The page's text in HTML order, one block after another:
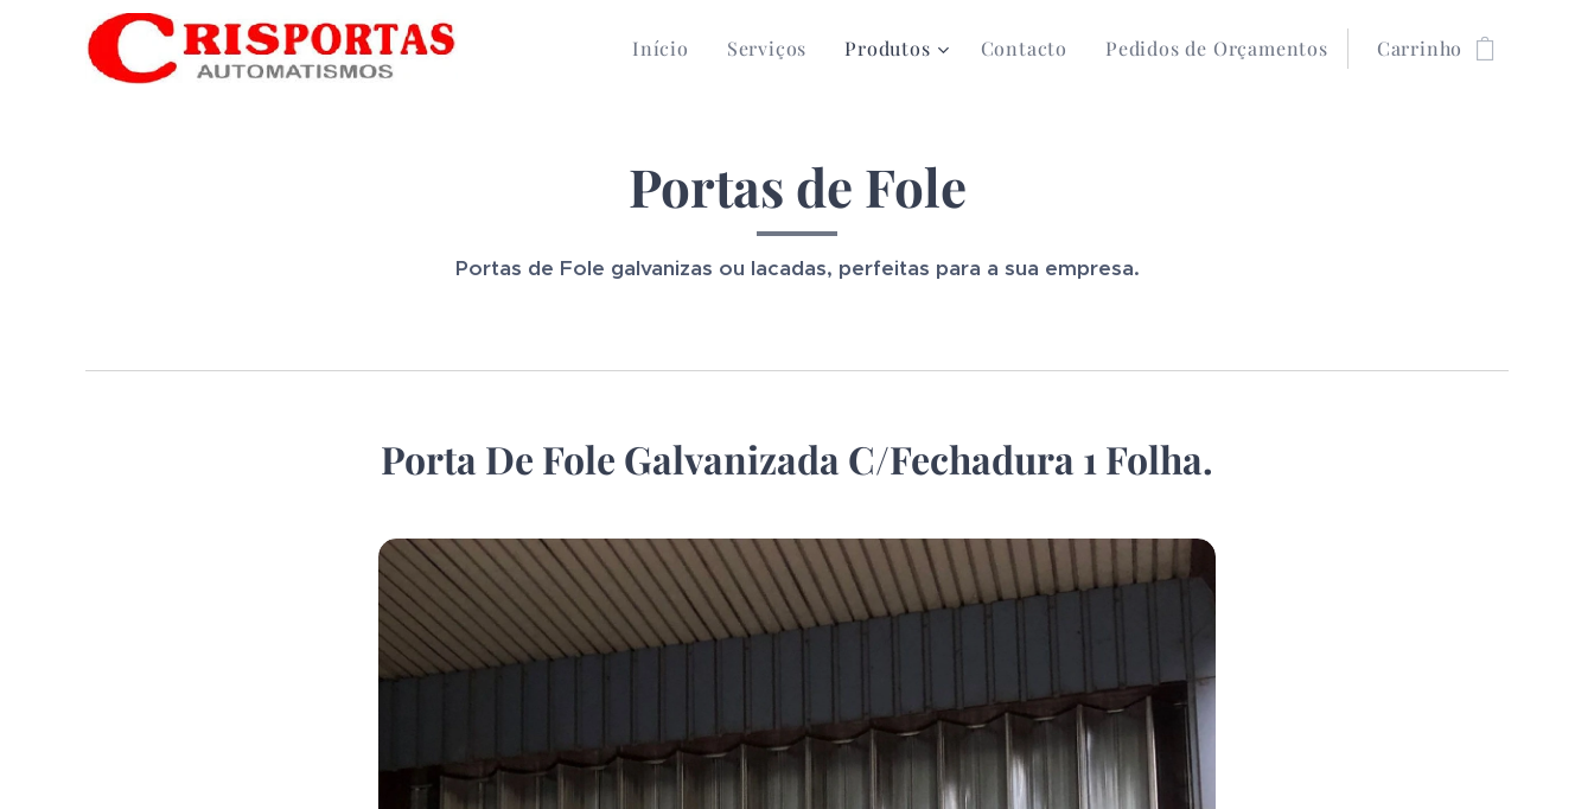
Início Serviços Produtos Contacto Pedidos de Orçamentos Carrinho
Portas de Fole
Portas de Fole galvanizas ou lacadas, perfeitas para a sua empresa.
Porta De Fole Galvanizada C/Fechadura 1 Folha.